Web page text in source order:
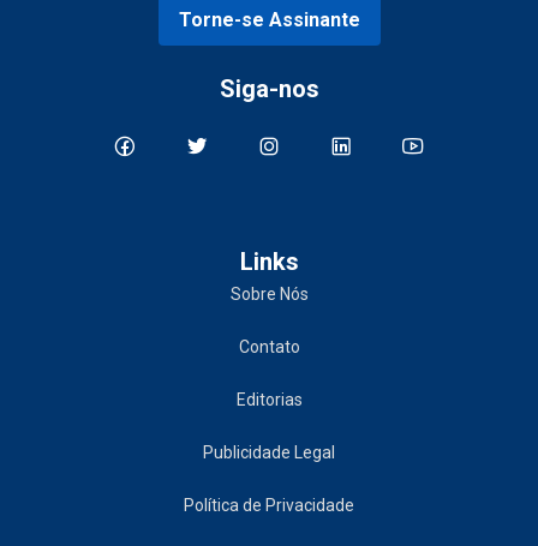
Torne-se Assinante
Siga-nos
Links
Sobre Nós
Contato
Editorias
Publicidade Legal
Política de Privacidade